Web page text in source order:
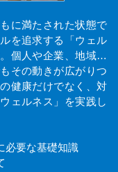
に満たされた状態で
を追求する「ウェル
個人や企業、地域…
その動きが広がりつ
健康だけでなく、対
ェルネス」を実践し
必要な基礎知識